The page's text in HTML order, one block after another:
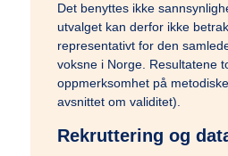
Det benyttes ikke
utvalget kan derfor ikke
representativt for den
voksne i Norge. Resultatene
oppmerksomhet på
avsnittet om validitet).
Rekruttering og